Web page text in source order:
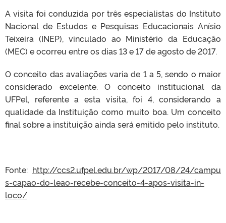
A visita foi conduzida por três especialistas do Instituto
Nacional de Estudos e Pesquisas Educacionais Anísio
Teixeira (INEP), vinculado ao Ministério da Educação
(MEC) e ocorreu entre os dias 13 e 17 de agosto de 2017.
O conceito das avaliações varia de 1 a 5, sendo o maior
considerado excelente. O conceito institucional da
UFPel, referente a esta visita, foi 4, considerando a
qualidade da Instituição como muito boa. Um conceito
final sobre a instituição ainda será emitido pelo instituto.
Fonte: http://ccs2.ufpel.edu.br/wp/2017/08/24/campu
s-capao-do-leao-recebe-conceito-4-apos-visita-in-
loco/